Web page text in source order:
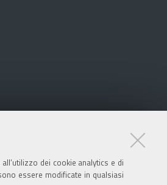
dei cookie analytics e di
essere modificate in qualsiasi